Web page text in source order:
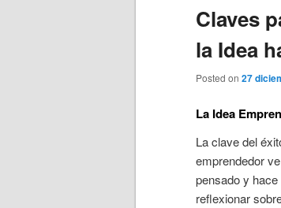
Claves
la Idea
Posted on 27
La Idea
La clave del
emprendedor
pensado y
reflexionar